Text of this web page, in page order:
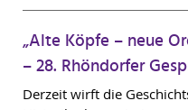
„Alte Köpfe – neue
– 28. Rhöndorfer
Derzeit wirft die